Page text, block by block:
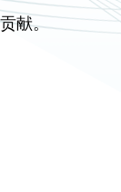
献。